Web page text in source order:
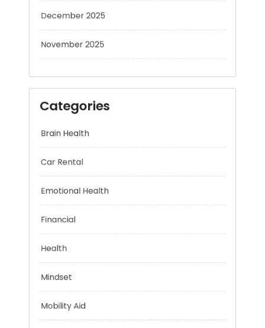
December 2025
November 2025
Categories
Emotional Health
Financial
Health